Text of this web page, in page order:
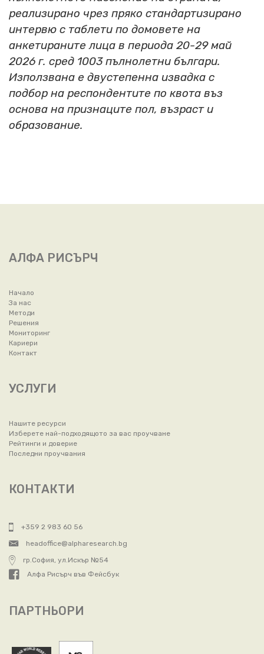
реализирано чрез пряко стандартизирано
интервю с таблети по домовете на
анкетираните лица в периода 20-29 май
2026 г. сред 1003 пълнолетни българи.
Използвана е двустепенна извадка с
подбор на респондентите по квота въз
основа на признаците пол, възраст и
образование.
АЛФА РИСЪРЧ
Начало
За нас
Методи
Решения
Мониторинг
Кариери
Контакт
УСЛУГИ
Нашите ресурси
Изберете най-подходящото за вас проучване
Рейтинги и доверие
Последни проучвания
КОНТАКТИ
+359 2 983 60 56
headoffice@alpharesearch.bg
гр.София, ул.Искър №54
Алфа Рисърч във Фейсбук
ПАРТНЬОРИ